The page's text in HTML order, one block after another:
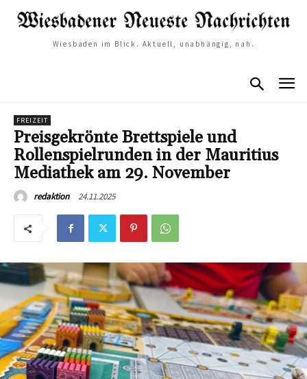
Wiesbaden im Blick. Aktuell, unabhängig, nah.
FREIZEIT
Preisgekrönte Brettspiele und
Rollenspielrunden in der Mauritius
Mediathek am 29. November
redaktion 24.11.2025